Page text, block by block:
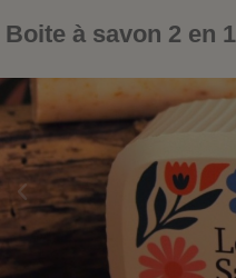
Boite à savon 2 en